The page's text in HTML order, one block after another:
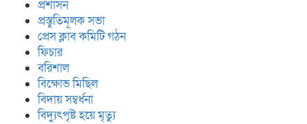
প্রশাসন
প্রস্তুতিমূলক সভা
প্রেস ক্লাব কমিটি গঠন
ফিচার
বরিশাল
বিক্ষোভ মিছিল
বিদায় সম্বর্ধনা
বিদ্যুৎপৃষ্ট হয়ে মৃত্যু